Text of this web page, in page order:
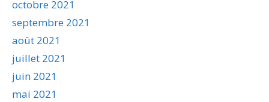
octobre 2021
septembre 2021
août 2021
juillet 2021
juin 2021
mai 2021